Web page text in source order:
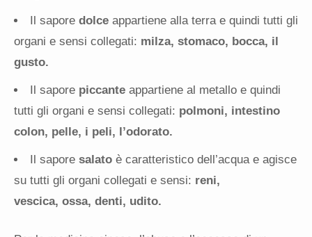
Il sapore dolce appartiene alla terra e quindi tutti gli
organi e sensi collegati: milza, stomaco, bocca, il
gusto.
Il sapore piccante appartiene al metallo e quindi
tutti gli organi e sensi collegati: polmoni, intestino
colon, pelle, i peli, l’odorato.
Il sapore salato è caratteristico dell’acqua e agisce
su tutti gli organi collegati e sensi: reni,
vescica, ossa, denti, udito.